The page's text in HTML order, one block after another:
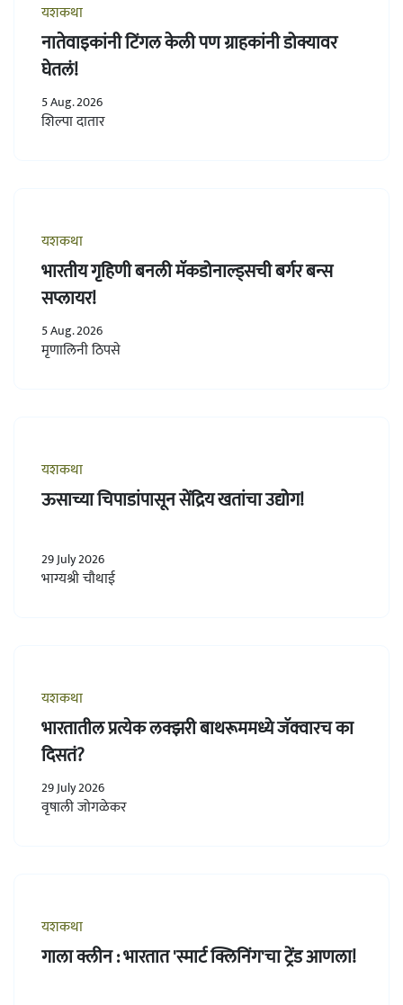
यशकथा
नातेवाइकांनी टिंगल केली पण ग्राहकांनी डोक्यावर
घेतलं!
5 Aug. 2026
शिल्पा दातार
यशकथा
भारतीय गृहिणी बनली मॅकडोनाल्ड्सची बर्गर बन्स
सप्लायर!
5 Aug. 2026
मृणालिनी ठिपसे
यशकथा
ऊसाच्या चिपाडांपासून सेंद्रिय खतांचा उद्योग!
29 July 2026
भाग्यश्री चौथाई
यशकथा
भारतातील प्रत्येक लक्झरी बाथरूममध्ये जॅक्वारच का
दिसतं?
29 July 2026
वृषाली जोगळेकर
यशकथा
गाला क्लीन : भारतात 'स्मार्ट क्लिनिंग'चा ट्रेंड आणला!